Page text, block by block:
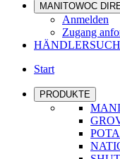
MANITOWOC
Anmelden
Zugang
Start
PRODUKTE